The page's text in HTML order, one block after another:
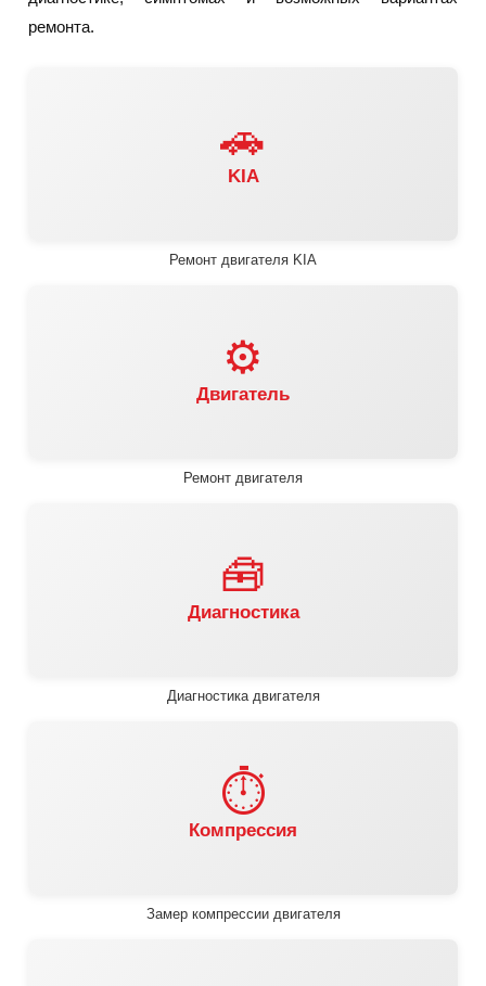
ремонта.
🚗
KIA
Ремонт двигателя KIA
⚙️
Двигатель
Ремонт двигателя
🧰
Диагностика
Диагностика двигателя
⏱️
Компрессия
Замер компрессии двигателя